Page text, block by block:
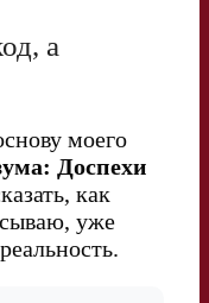
а
моего
Доспехи
как
уже